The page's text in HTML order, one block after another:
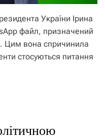
України Ірина
файл, призначений
Цим вона спричинила
стосуються питання